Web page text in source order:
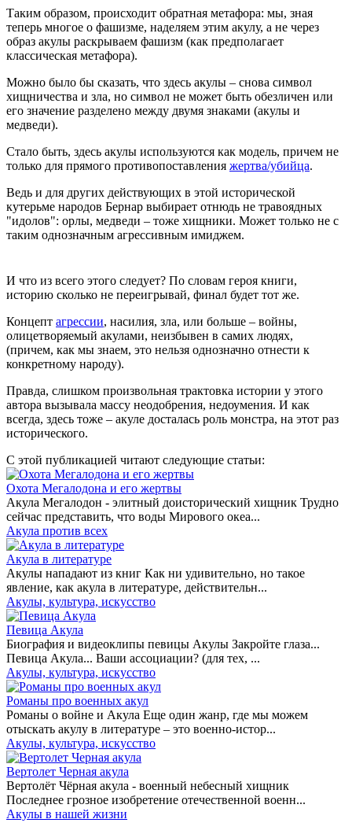
Таким образом, происходит обратная метафора: мы, зная
теперь многое о фашизме, наделяем этим акулу, а не через
образ акулы раскрываем фашизм (как предполагает
классическая метафора).
Можно было бы сказать, что здесь акулы – снова символ
хищничества и зла, но символ не может быть обезличен или
его значение разделено между двумя знаками (акулы и
медведи).
Стало быть, здесь акулы используются как модель, причем не
только для прямого противопоставления жертва/убийца.
Ведь и для других действующих в этой исторической
кутерьме народов Бернар выбирает отнюдь не травоядных
"идолов": орлы, медведи – тоже хищники. Может только не с
таким однозначным агрессивным имиджем.
И что из всего этого следует? По словам героя книги,
историю сколько не переигрывай, финал будет тот же.
Концепт агрессии, насилия, зла, или больше – войны,
олицетворяемый акулами, неизбывен в самих людях,
(причем, как мы знаем, это нельзя однозначно отнести к
конкретному народу).
Правда, слишком произвольная трактовка истории у этого
автора вызывала массу неодобрения, недоумения. И как
всегда, здесь тоже – акуле досталась роль монстра, на этот раз
исторического.
С этой публикацией читают следующие статьи:
Охота Мегалодона и его жертвы
Акула Мегалодон - элитный доисторический хищник Трудно
сейчас представить, что воды Мирового океа...
Акула против всех
Акула в литературе
Акулы нападают из книг Как ни удивительно, но такое
явление, как акула в литературе, действительн...
Акулы, культура, искусство
Певица Акула
Биография и видеоклипы певицы Акулы Закройте глаза...
Певица Акула... Ваши ассоциации? (для тех, ...
Акулы, культура, искусство
Романы про военных акул
Романы о войне и Акула Еще один жанр, где мы можем
отыскать акулу в литературе – это военно-истор...
Акулы, культура, искусство
Вертолет Черная акула
Вертолёт Чёрная акула - военный небесный хищник
Последнее грозное изобретение отечественной военн...
Акулы в нашей жизни